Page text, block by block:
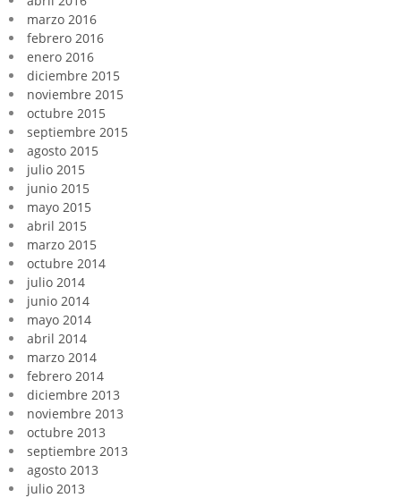
marzo 2016
febrero 2016
enero 2016
diciembre 2015
noviembre 2015
octubre 2015
septiembre 2015
agosto 2015
julio 2015
junio 2015
mayo 2015
abril 2015
marzo 2015
octubre 2014
julio 2014
junio 2014
mayo 2014
abril 2014
marzo 2014
febrero 2014
diciembre 2013
noviembre 2013
octubre 2013
septiembre 2013
agosto 2013
julio 2013